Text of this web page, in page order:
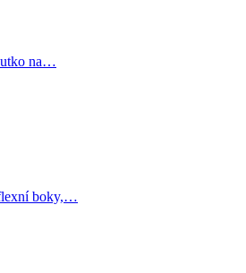
na…
boky,…